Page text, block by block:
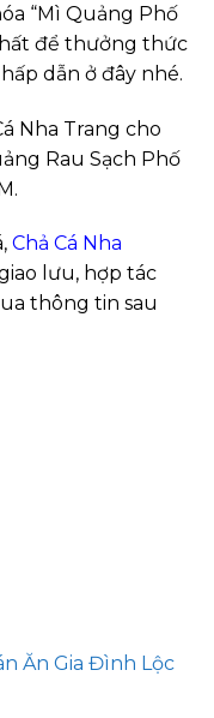
“Mì Quảng Phố
để thưởng thức
dẫn ở đây nhé.
Nha Trang cho
Rau Sạch Phố
Chả Cá Nha
lưu, hợp tác
thông tin sau
Ăn Gia Đình Lộc